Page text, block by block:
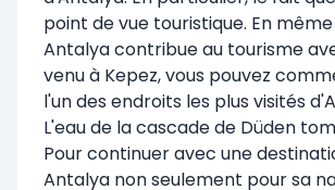
point de vue touristique. En
Antalya contribue au tourisme
venu à Kepez, vous pouvez
l'un des endroits les plus visités
L'eau de la cascade de Düden
Pour continuer avec une
Antalya non seulement pour sa